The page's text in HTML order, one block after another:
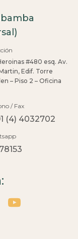
#480 esq. Av.
Edif. Torre
– Piso 2 – Oficina
/ Fax
(4) 4032702